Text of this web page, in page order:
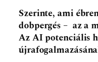
Szerinte, ami
dobpergés – az a
Az AI potenciális